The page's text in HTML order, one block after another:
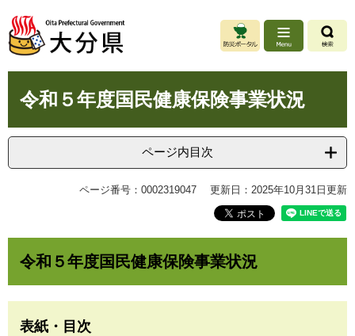
ジ
先
。
ュ
を
て
令和５年度国民健康保険事業状況
ページ内目次
ページ番号：0002319047 更新日：2025年10月31日更新
令和５年度国民健康保険事業状況
表紙・目次